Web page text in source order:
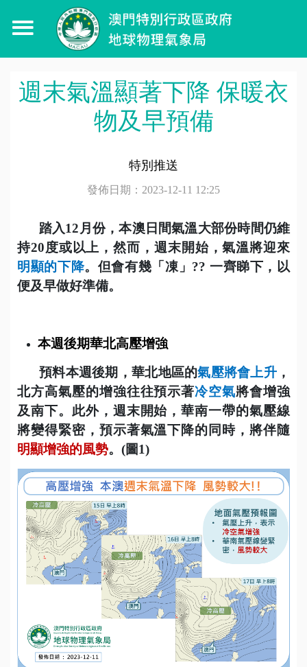
週末氣溫顯著下降 保暖衣
物及早預備
特別推送
發佈日期：2023-12-11 12:25
踏入12 月份，本澳日間氣溫大部份時間仍維
持20度或以上，然而，週末開始，氣溫將迎來
明顯的下降。但會有幾「凍」 ?? 一齊睇下，以
便及早做好準備。
本週後期華北高壓增強
預料本週後期，華北地區的氣壓將會上升 ，
北方高氣壓的增強往往預示著冷空氣將會增強
及南下。此外，週末開始，華南一帶的氣壓線
將變得緊密，預示著氣溫下降的同時，將伴隨
明顯增強的風勢。 (圖1)